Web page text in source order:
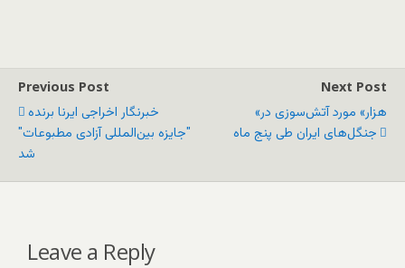
Previous Post
خبرنگار اخراجی ایرنا برنده
"جایزه بین‌المللی آزادی مطبوعات"
شد
Next Post
«هزار» مورد آتش‌سوزی در
جنگل‌های ایران طی پنج ماه
Leave a Reply